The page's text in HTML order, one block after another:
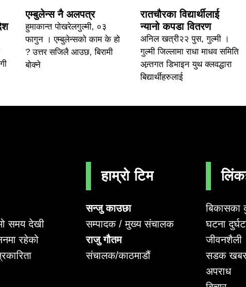
एम्बुलेन्स नै अलपत्र
हुमाकान्त पोखरेलगुल्मी, ०३
फागुन । एम्बुलेन्सको काम के हो
? उत्तर सजिलै आउछ, बिरामी
बोक्ने
रातचौरका विद्यार्थीलाई
न्यानो कपडा वितरण
अनिल खत्री२२ पुस, गुल्मी ।
गुल्मी जिल्लामा राधा माधव समिति
अन्र्तगत डिभाइन युथ क्लवद्धारा
बिद्यार्थीहरुलाई
समय देखी
रहेको
हाम्रो टिम
सन्जु काउछा
सम्पादक / मुख्य संचालक
राजु गौतम
संचालक/काठमाडौं
बिकासका
घटना
जीवनशैली
सडक
अपराध